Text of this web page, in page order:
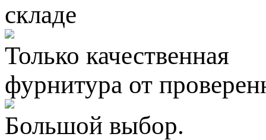
складе
Только качественная
фурнитура от
Большой выбор.